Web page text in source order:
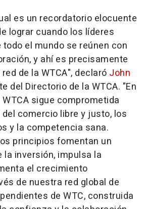
es un recordatorio elocuente
lograr cuando los líderes
el mundo se reúnen con
y ahí es precisamente
de la WTCA", declaró John
del Directorio de la WTCA. "En
sigue comprometida
comercio libre y justo, los
y la competencia sana.
principios fomentan un
la inversión, impulsa la
el crecimiento
de nuestra red global de
de WTC, construida